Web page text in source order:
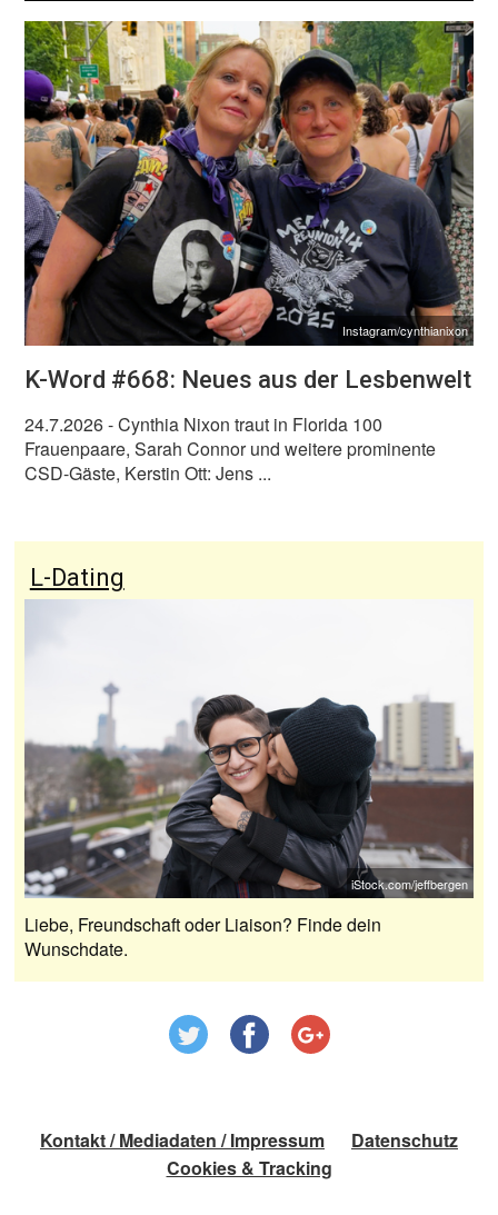
Instagram/cynthianixon
K-Word #668: Neues aus der Lesbenwelt
24.7.2026- Cynthia Nixon traut in Florida 100
Frauenpaare, Sarah Connor und weitere prominente
CSD-Gäste, Kerstin Ott: Jens ...
L-Dating
iStock.com/jeffbergen
Liebe, Freundschaft oder Liaison? Finde dein
Wunschdate.
Kontakt / Mediadaten / Impressum
Datenschutz
Cookies & Tracking